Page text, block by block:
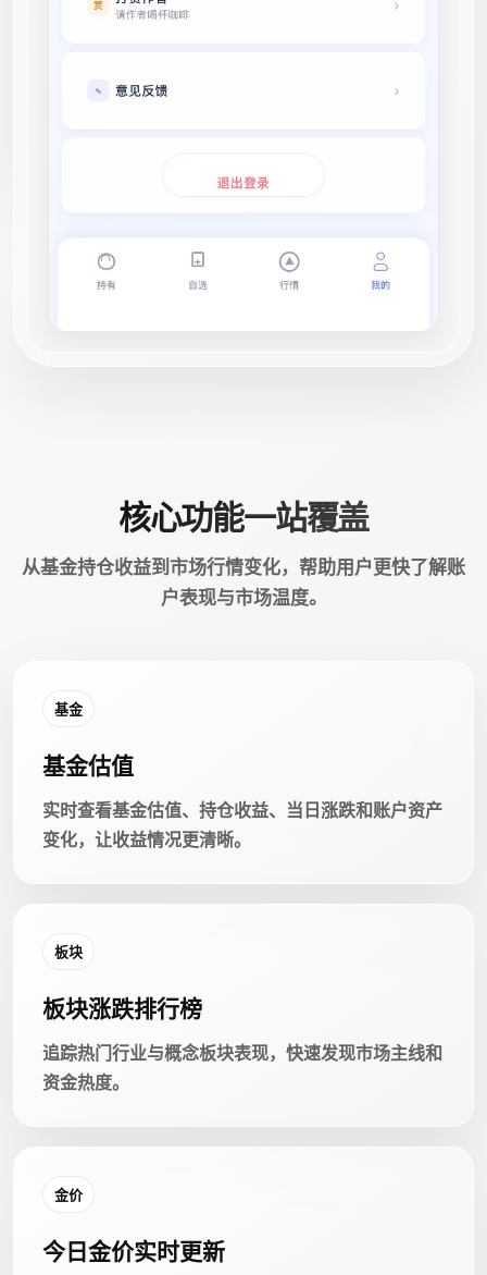
核心功能一站覆盖
从基金持仓收益到市场行情变化，帮助用户更快了解账
户表现与市场温度。
基金
基金估值
实时查看基金估值、持仓收益、当日涨跌和账户资产
变化，让收益情况更清晰。
板块
板块涨跌排行榜
追踪热门行业与概念板块表现，快速发现市场主线和
资金热度。
金价
今日金价实时更新